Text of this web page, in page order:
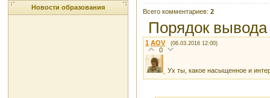
Новости образования
Всего комментариев: 2
Порядок
1 AOV (06.03.2016 12:00)
0
Ух ты, какое насыщенное и